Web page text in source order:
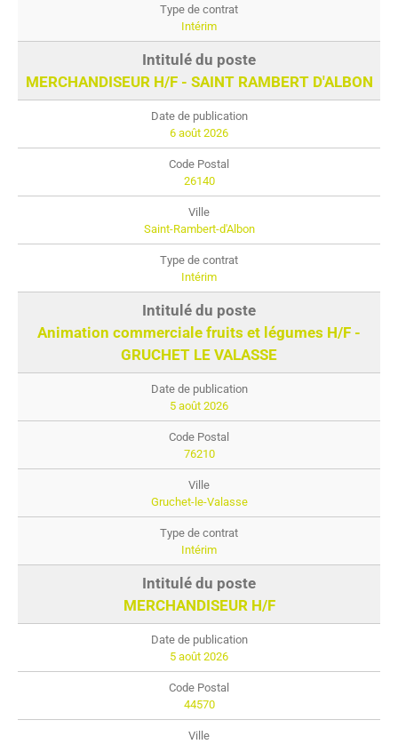
Intérim
MERCHANDISEUR H/F - SAINT RAMBERT D'ALBON
6 août 2026
26140
Saint-Rambert-d'Albon
Intérim
Animation commerciale fruits et légumes H/F -
GRUCHET LE VALASSE
5 août 2026
76210
Gruchet-le-Valasse
Intérim
MERCHANDISEUR H/F
5 août 2026
44570